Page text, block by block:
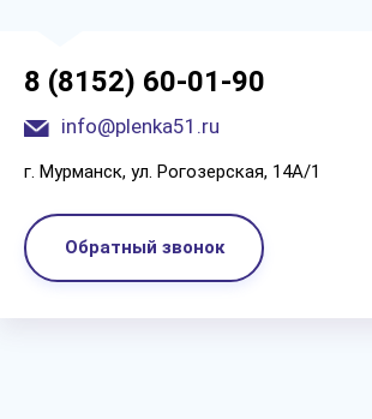
8 (8152) 60-01-90
info@plenka51.ru
г. Мурманск, ул. Рогозерская, 14А/1
Обратный звонок